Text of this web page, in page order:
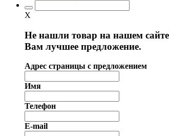
X
Не нашли товар на нашем
Вам лучшее предложение.
Адрес страницы с предложением
Имя
Телефон
E-mail